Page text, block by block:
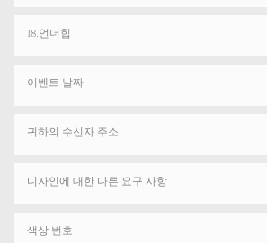
18.언더힙
이벤트 날짜
귀하의 수신자 주소
디자인에 대한 다른 요구 사항
색상 번호